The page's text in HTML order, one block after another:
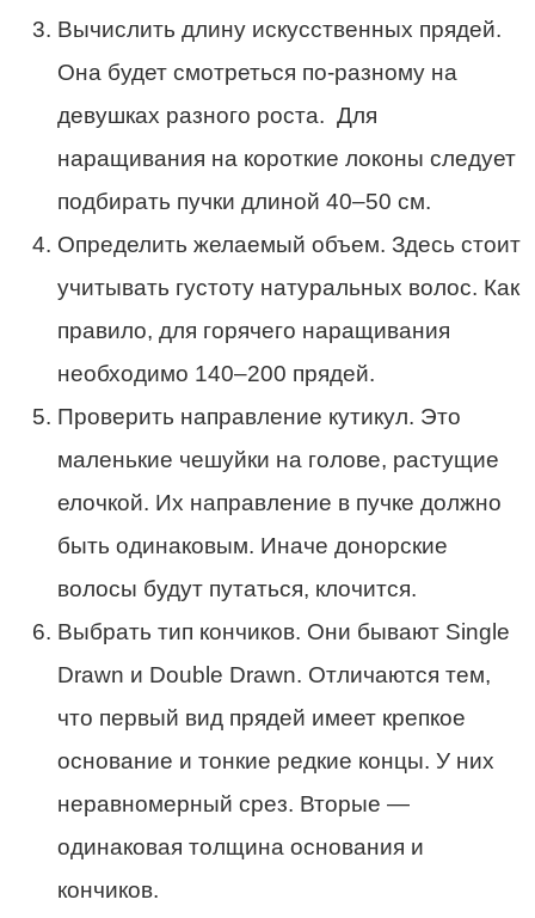
Вычислить длину искусственных прядей.
Она будет смотреться по-разному на
девушках разного роста. Для
наращивания на короткие локоны следует
подбирать пучки длиной 40–50 см.
Определить желаемый объем. Здесь стоит
учитывать густоту натуральных волос. Как
правило, для горячего наращивания
необходимо 140–200 прядей.
Проверить направление кутикул. Это
маленькие чешуйки на голове, растущие
елочкой. Их направление в пучке должно
быть одинаковым. Иначе донорские
волосы будут путаться, клочится.
Выбрать тип кончиков. Они бывают Single
Drawn и Double Drawn. Отличаются тем,
что первый вид прядей имеет крепкое
основание и тонкие редкие концы. У них
неравномерный срез. Вторые —
одинаковая толщина основания и
кончиков.